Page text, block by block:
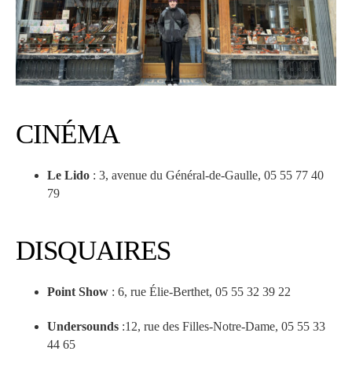
CINÉMA
Le Lido : 3, avenue du Général-de-Gaulle, 05 55 77 40
79
DISQUAIRES
Point Show : 6, rue Élie-Berthet, 05 55 32 39 22
Undersounds :12, rue des Filles-Notre-Dame, 05 55 33
44 65